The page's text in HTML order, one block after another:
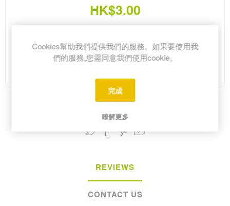
HK$3.00
REVIEWS
CONTACT US
Cookies幫助我們提供我們的服務。如果要使用我
們的服務,您需同意我們使用cookie。
完成
瞭解更多